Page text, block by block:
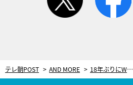
テレ朝POST AND MORE 18年ぶりにWRC（世界ラリー選手権）に挑戦するトヨタは何を目指す？